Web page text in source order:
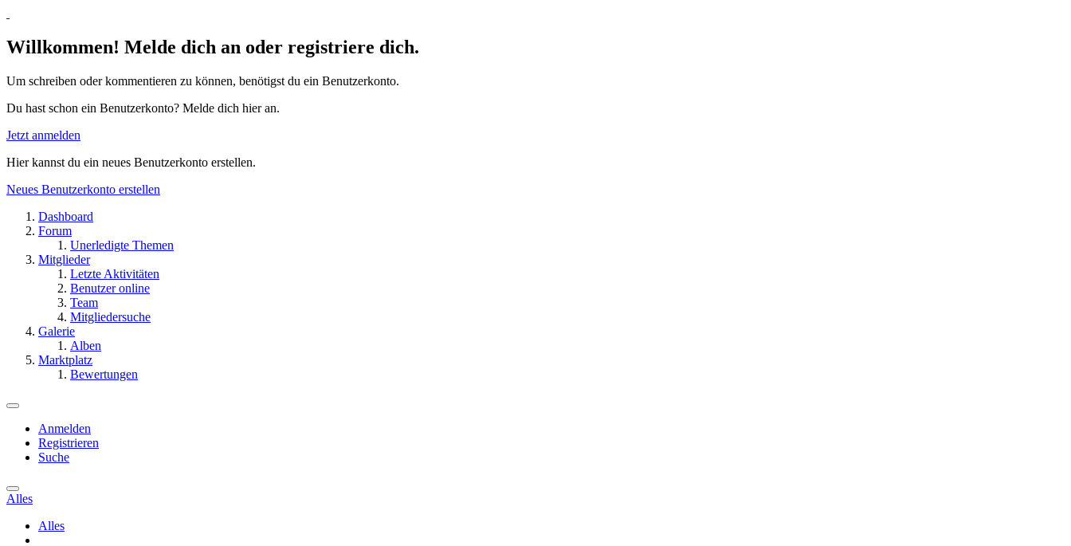
Willkommen! Melde dich an oder registriere dich.
Um schreiben oder kommentieren zu können, benötigst du ein Benutzerkonto.
Du hast schon ein Benutzerkonto? Melde dich hier an.
Jetzt anmelden
Hier kannst du ein neues Benutzerkonto erstellen.
Neues Benutzerkonto erstellen
Dashboard
Forum
Unerledigte Themen
Mitglieder
Letzte Aktivitäten
Benutzer online
Team
Mitgliedersuche
Galerie
Alben
Marktplatz
Bewertungen
Anmelden
Registrieren
Suche
Alles
Alles